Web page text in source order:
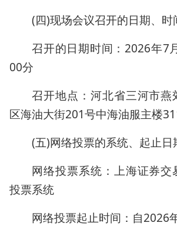
(四)现场会议召开的日期、时
召开的日期时间：2026年7
00分
召开地点：河北省三河市燕
区海油大街201号中海油服主楼
(五)网络投票的系统、起止日
网络投票系统：上海证券交
投票系统
网络投票起止时间：自2026